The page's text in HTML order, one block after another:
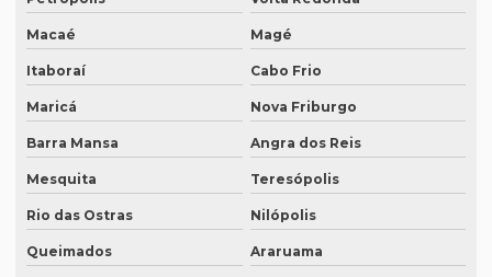
Empresa de legendagem de filmes
Empresa de legendagem de filmes em sp
Empresa de legendagem em inglês
Empresa de legendagem sp
Empresa de legendagem de vídeos em espanhol
Empresa que apostila tradução juramentada
Empresa que apostila tradução juramentada em campinas
Macaé Magé
Itaboraí Cabo Frio
Maricá Nova Friburgo
Barra Mansa Angra dos Reis
Mesquita Teresópolis
Rio das Ostras Nilópolis
Queimados Araruama